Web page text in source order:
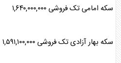
سکه امامی تک فروشی ۱,۶۴۰,۰۰۰,۰۰۰
سکه بهار آزادی تک فروشی ۱,۵۹۱,۱۰۰,۰۰۰